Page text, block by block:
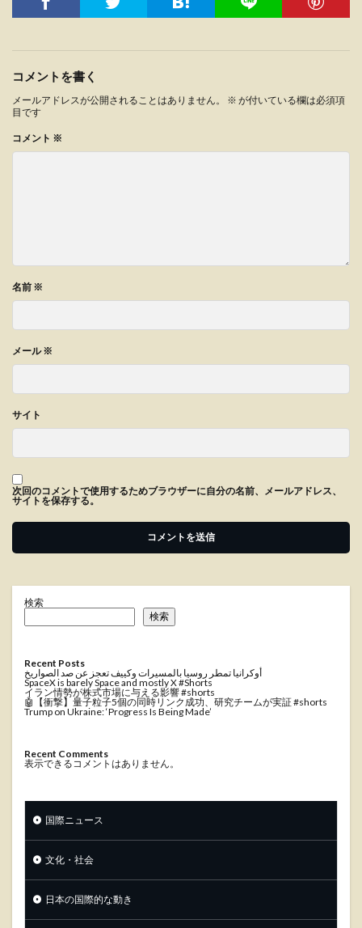
コメントを書く
メールアドレスが公開されることはありません。 ※ が付いている欄は必須項
目です
コメント ※
名前 ※
メール※
サイト
次回のコメントで使用するためブラウザーに自分の名前、メールアドレス、
サイトを保存する。
検索
検索
Recent Posts
أوكرانيا تمطر روسيا بالمسيرات وكييف تعجز عن صد الصواريخ
SpaceX is barely Space and mostly X #Shorts
イラン情勢が株式市場に与える影響 #shorts
🤖【衝撃】量子粒子5個の同時リンク成功、研究チームが実証 #shorts
Trump on Ukraine: ‘Progress Is Being Made’
Recent Comments
表示できるコメントはありません。
国際ニュース
文化・社会
日本の国際的な動き